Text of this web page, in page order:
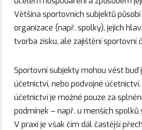
Většina sportovních subjektů
organizace (např. spolky), jejich
tvorba zisku, ale zajištění sportovní
Sportovní subjekty mohou vést buď
účetnictví, nebo podvojné účetnictví.
účetnictví je možné pouze za
podmínek – např. u menších spolků
V praxi je však čím dál častější